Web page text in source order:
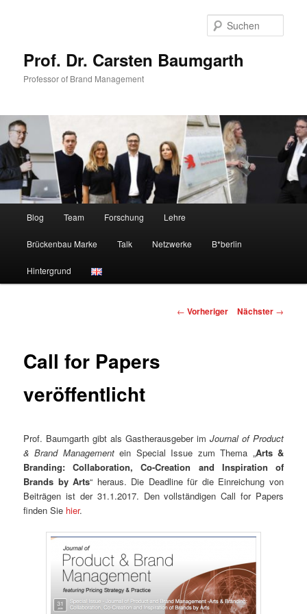
Prof. Dr. Carsten Baumgarth
Professor of Brand Management
Blog Team Forschung Lehre
Brückenbau Marke Talk Netzwerke B*berlin
Hintergrund
Beitragsnavigation
← Vorheriger Nächster →
Call for Papers
veröffentlicht
Prof. Baumgarth gibt als Gastherausgeber im Journal of Product
& Brand Managementein Special Issue zum Thema „Arts &
Branding: Collaboration, Co-Creation and Inspiration of
Brands by Arts“ heraus. Die Deadline für die Einreichung von
Beiträgen ist der 31.1.2017. Den vollständigen Call for Papers
finden Sie hier.